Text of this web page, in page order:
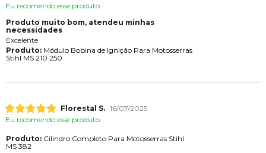
Eu recomendo esse produto.
Produto muito bom, atendeu minhas
necessidades
Excelente
Produto:Módulo Bobina de Ignição Para Motosserras
Stihl MS 210 250
Florestal S. 16/07/2025
Eu recomendo esse produto.
Produto:Cilindro Completo Para Motosserras Stihl
MS 382